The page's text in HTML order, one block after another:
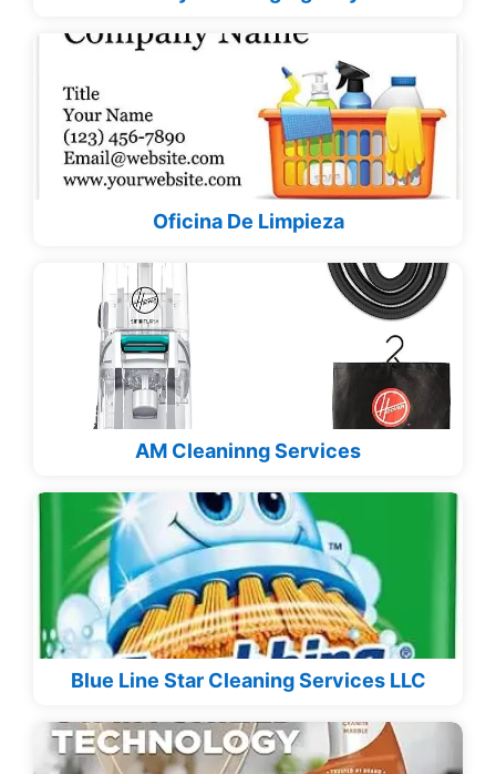
Oficina De Limpieza
AM Cleaninng Services
Blue Line Star Cleaning Services LLC